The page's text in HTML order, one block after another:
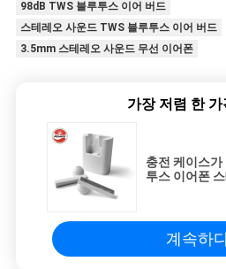
98dB TWS 블루투스 이어 버드
스테레오 사운드 TWS 블루투스 이어 버드
3.5mm 스테레오 사운드 무선 이어폰
가장 저렴 한 가
충전 케이스
투스 이어폰
계속하